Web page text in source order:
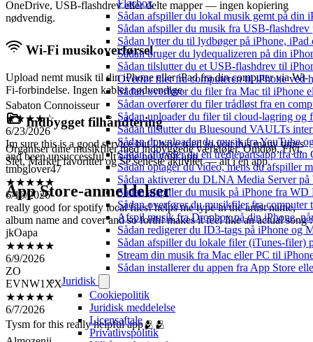
Flacbox
Sådan afspiller du lokal musik gemt på din
Sådan afspiller du musik fra USB-
Sådan lytter du til lydbøger på iPhone,
Sådan bruger du lydequalizeren på din
Sådan tilslutter du et USB-flashdrev til
Overfør filer fra computeren til iPhone
Sådan overfører du filer fra Mac til iPhone
Sådan overfører du filer trådløst fra en
Sådan uploader du filer til cloud-lagring
Sådan tilslutter du Bluesound VAULTs
Sådan downloader du musik fra YouTube
Sådan afbryder du en tredjepartsapp fra din
Sådan optager du video, mens du afspiller
Sådan aktiverer du DLNA Media Server
Sådan afspiller du musik på iPhone fra
Sådan overfører du musikfiler fra
Afspil musik fra Dropbox på din iPhone,
Sådan redigerer du ID3-tags på iPhone og
Sådan afspiller du lokale filer (iTunes-filer)
Stream din musik fra Mac eller PC til
Sådan installerer du appen fra App Store
Juridisk
Cookiepolitik
Juridisk meddelelse
Licensaftale
Privatlivspolitik
OneDrive, USB-flashdrev eller delte mapper — ingen kopiering
nødvendig.
Wi-Fi musikoverførsel
Upload nemt musik til din iPhone eller iPad fra din computer via Wi-
Fi-forbindelse. Ingen kabler nødvendige.
Indbygget filhåndtering
Organiser dine musikfiler med indbyggede værktøjer. Omdøb, Flyt,
Slet, Markér favoritter og Se seneste aktivitet — alt i én app.
App Store-anmeldelser
Sabaton Connoisseur
★★★★☆
6/23/2026
Im sure this is a good service but I have tried to you this many times
and been unsuccessful. It’s me not your app.
tmbglover47
★★★★★
6/16/2026
really good for spotify local files! helps me type in the artist name,
album name and cover and so forth! makes it feel like an actual song
jkOapa
★★★★★
6/9/2026
ZO
EVNW1XX
★★★★★
6/7/2026
Tysm for this really helpful app🫂🫂
Almozenii
★★★★★